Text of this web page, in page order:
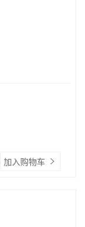
加入购物车